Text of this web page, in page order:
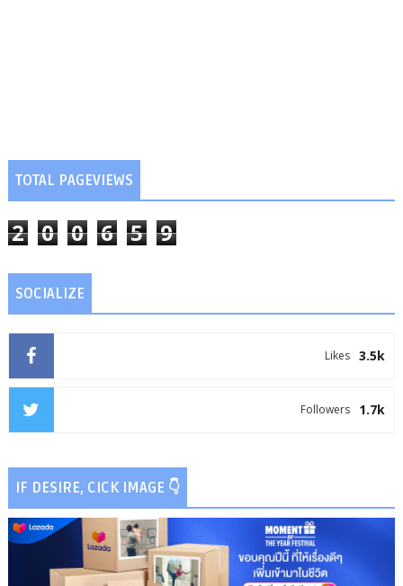
TOTAL PAGEVIEWS
2 0 0 6 5 9
SOCIALIZE
3.5k
Likes
1.7k
Followers
IF DESIRE, CICK IMAGE 👇